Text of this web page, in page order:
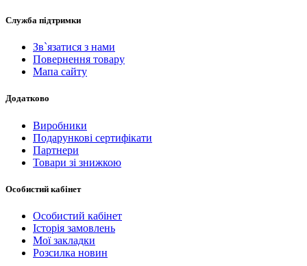
Служба підтримки
Зв`язатися з нами
Повернення товару
Мапа сайту
Додатково
Виробники
Подарункові сертифікати
Партнери
Товари зі знижкою
Особистий кабінет
Особистий кабінет
Історія замовлень
Мої закладки
Розсилка новин